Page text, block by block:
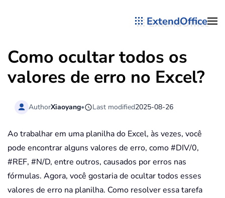
ExtendOffice
Como ocultar todos os
valores de erro no Excel?
AuthorXiaoyang• Last modified2025-08-26
Ao trabalhar em uma planilha do Excel, às vezes, você
pode encontrar alguns valores de erro, como #DIV/0,
#REF, #N/D, entre outros, causados por erros nas
fórmulas. Agora, você gostaria de ocultar todos esses
valores de erro na planilha. Como resolver essa tarefa